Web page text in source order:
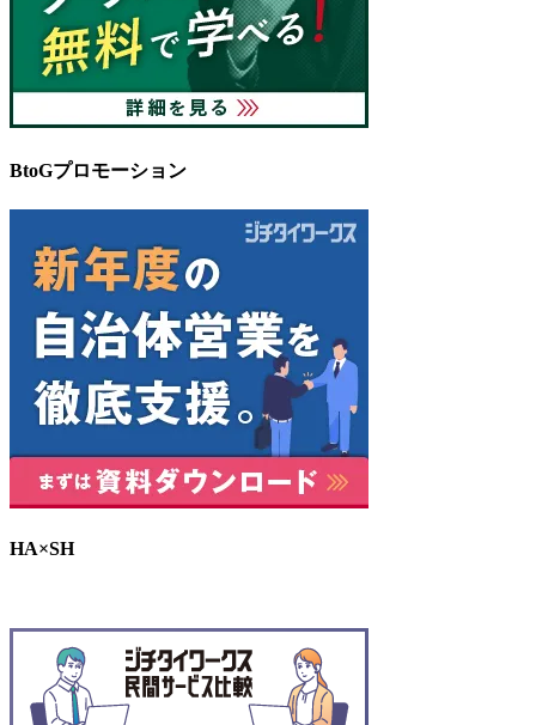
BtoGプロモーション
HA×SH